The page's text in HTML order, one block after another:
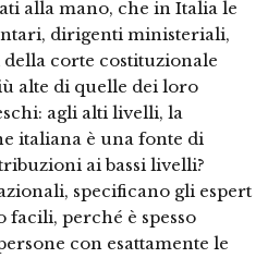
alla mano, che in Italia le
dirigenti ministeriali,
corte costituzionale
alte di quelle dei loro
agli alti livelli, la
italiana è una fonte di
ai bassi livelli?
specificano gli espert
facili, perché è spesso
con esattamente le